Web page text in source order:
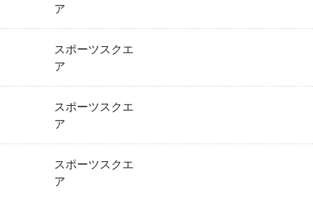
ア
スポーツスクエ
ア
スポーツスクエ
ア
スポーツスクエ
ア